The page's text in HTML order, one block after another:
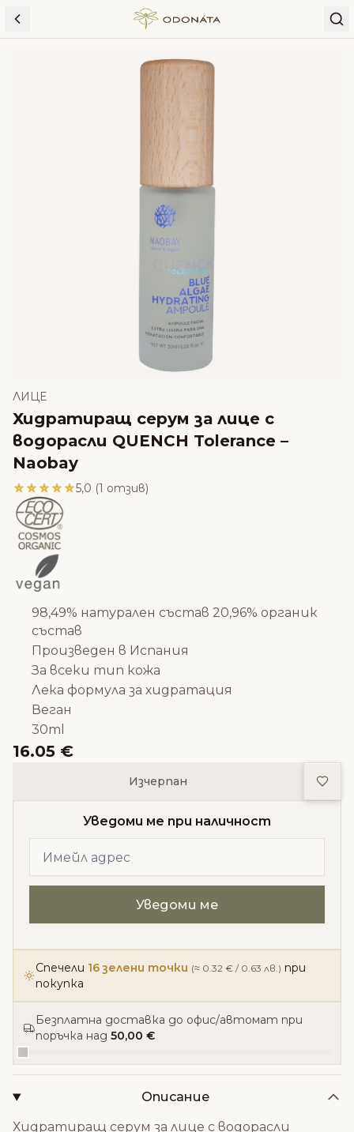
Skip to content
ЛИЦЕ
Хидратиращ серум за лице с
водорасли QUENCH Tolerance –
Naobay
5,0 (1 отзив)
98,49% натурален състав 20,96% органик
състав
Произведен в Испания
За всеки тип кожа
Лека формула за хидратация
Веган
30ml
16.05 €
Изчерпан
Уведоми ме при наличност
Спечели 16 зелени точки (≈ 0.32 € / 0.63 лв.) при
покупка
Безплатна доставка до офис/автомат при
поръчка над 50,00 €
Описание
Хидратиращ серум за лице с водорасли